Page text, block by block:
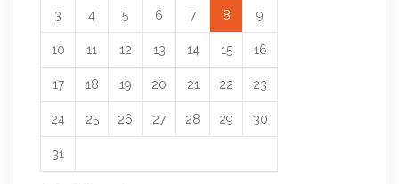
3 4 5 6 7 8 9
10 11 12 13 14 15 16
17 18 19 20 21 22 23
24 25 26 27 28 29 30
31